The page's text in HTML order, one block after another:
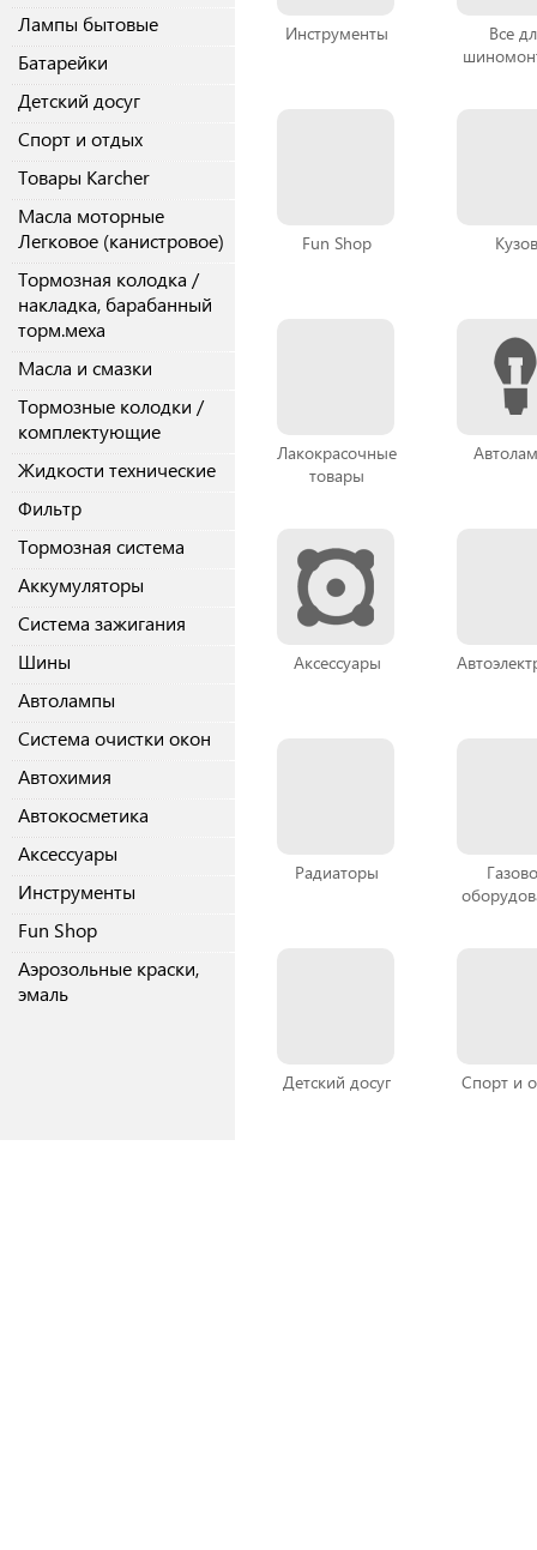
Лампы бытовые
Батарейки
Детский досуг
Спорт и отдых
Товары Karcher
Масла моторные
Легковое (канистровое)
Тормозная колодка /
накладка, барабанный
торм.меха
Масла и смазки
Тормозные колодки /
комплектующие
Жидкости технические
Фильтр
Тормозная система
Аккумуляторы
Система зажигания
Шины
Автолампы
Система очистки окон
Автохимия
Автокосметика
Аксессуары
Инструменты
Fun Shop
Аэрозольные краски,
эмаль
Инструменты
Все
Fun Shop Кузов
Лакокрасочные
товары
Аксессуары
Радиаторы
Детский досуг Спорт и